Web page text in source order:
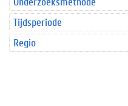
Tijdsperiode
Regio